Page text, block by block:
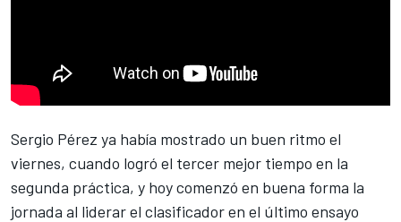
Sergio Pérez ya había mostrado un buen ritmo el
viernes, cuando logró el tercer mejor tiempo en la
segunda práctica, y hoy comenzó en buena forma la
jornada al liderar el clasificador en el último ensayo